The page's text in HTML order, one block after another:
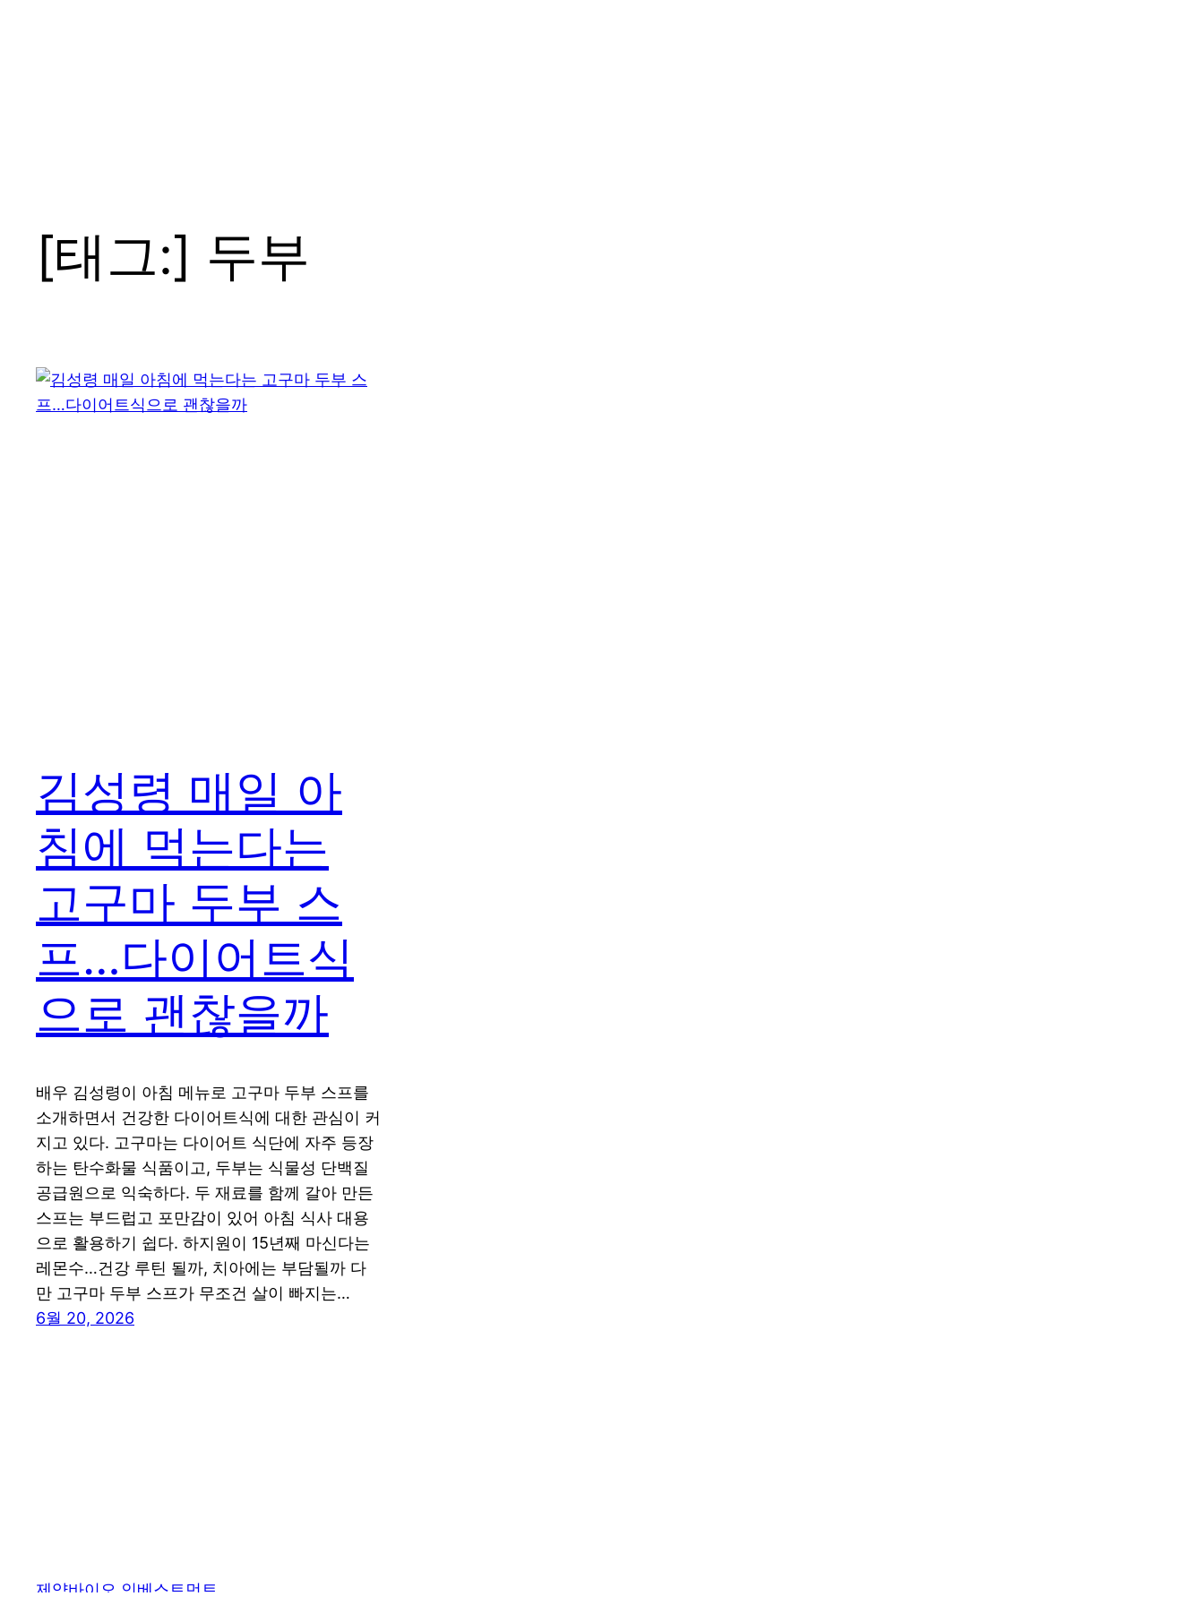
[태그:] 두부
김성령 매일 아
침에 먹는다는
고구마 두부 스
프…다이어트식
으로 괜찮을까
배우 김성령이 아침 메뉴로 고구마 두부 스프를
소개하면서 건강한 다이어트식에 대한 관심이 커
지고 있다. 고구마는 다이어트 식단에 자주 등장
하는 탄수화물 식품이고, 두부는 식물성 단백질
공급원으로 익숙하다. 두 재료를 함께 갈아 만든
스프는 부드럽고 포만감이 있어 아침 식사 대용
으로 활용하기 쉽다. 하지원이 15년째 마신다는
레몬수…건강 루틴 될까, 치아에는 부담될까 다
만 고구마 두부 스프가 무조건 살이 빠지는…
6월 20, 2026
제약바이오 인베스트먼트